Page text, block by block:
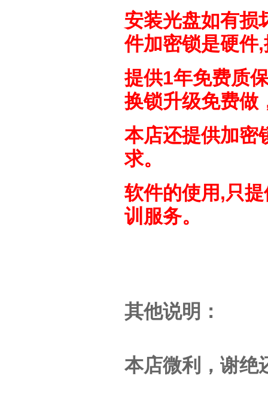
安装光盘如有损
件加密锁是硬件
提供1年免费质
换锁升级免费做
本店还提供加密
求。
软件的使用,只
训服务。
其他说明：
本店微利，谢绝